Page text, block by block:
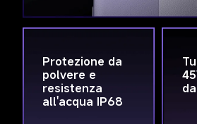
Protezione da
polvere e
resistenza
all'acqua IP68